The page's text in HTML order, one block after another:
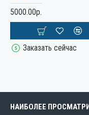
5000.00р.
Заказать сейчас
НАИБОЛЕЕ